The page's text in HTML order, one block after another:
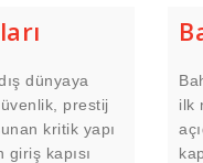
dünyaya
prestij
kritik yapı
giriş kapısı
ilk